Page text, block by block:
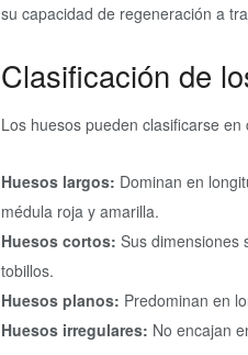
su capacidad de regeneración a
Clasificación de
Los huesos pueden clasificarse
Huesos largos: Dominan en
médula roja y amarilla.
Huesos cortos: Sus dimensiones
tobillos.
Huesos planos: Predominan en
Huesos irregulares: No encajan